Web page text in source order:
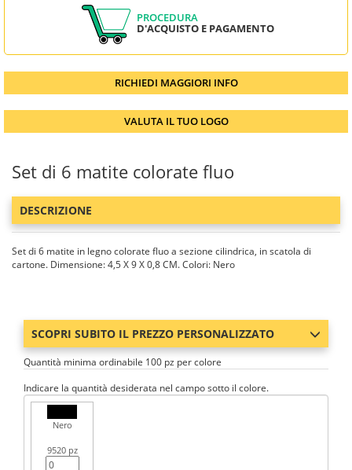
PROCEDURA
D'ACQUISTO E PAGAMENTO
RICHIEDI MAGGIORI INFO
VALUTA IL TUO LOGO
Set di 6 matite colorate fluo
DESCRIZIONE
Set di 6 matite in legno colorate fluo a sezione cilindrica, in scatola di
cartone. Dimensione: 4,5 X 9 X 0,8 CM. Colori: Nero
SCOPRI SUBITO IL PREZZO PERSONALIZZATO
Quantità minima ordinabile 100 pz per colore
Indicare la quantità desiderata nel campo sotto il colore.
Nero
9520 pz